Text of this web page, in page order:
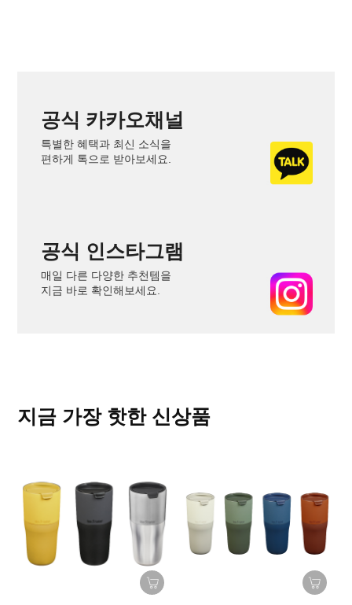
공식 카카오채널
특별한 혜택과 최신 소식을
편하게 톡으로 받아보세요.
공식 인스타그램
매일 다른 다양한 추천템을
지금 바로 확인해보세요.
지금 가장 핫한 신상품